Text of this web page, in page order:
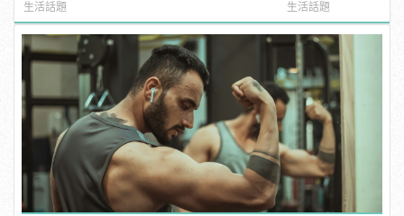
生活話題 生活話題